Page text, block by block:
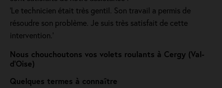
'Le technicien était très gentil. Son travail a permis de
résoudre son problème. Je suis très satisfait de cette
intervention.'
Nous chouchoutons vos volets roulants à Cergy (Val-
d'Oise)
Quelques termes à connaître